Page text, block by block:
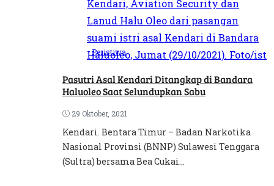
Peristiwa
Pasutri Asal Kendari Ditangkap di Bandara
Haluoleo Saat Selundupkan Sabu
29 Oktober, 2021
Kendari. Bentara Timur – Badan Narkotika
Nasional Provinsi (BNNP) Sulawesi Tenggara
(Sultra) bersama Bea Cukai...